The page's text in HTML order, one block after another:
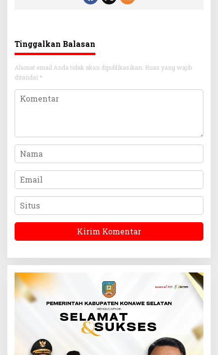
Tinggalkan Balasan
Alamat email Anda tidak akan dipublikasikan. Ruas yang wajib
ditandai *